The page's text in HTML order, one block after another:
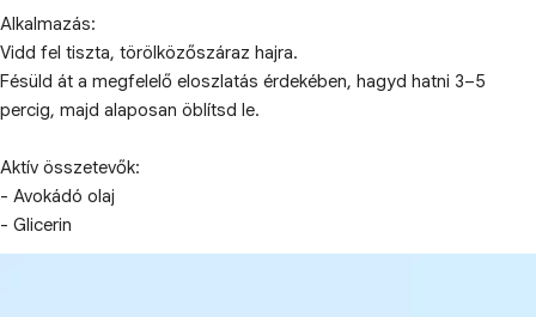
Alkalmazás:
Vidd fel tiszta, törölközőszáraz hajra.
Fésüld át a megfelelő eloszlatás érdekében, hagyd hatni 3–5
percig, majd alaposan öblítsd le.
Aktív összetevők:
- Avokádó olaj
- Glicerin